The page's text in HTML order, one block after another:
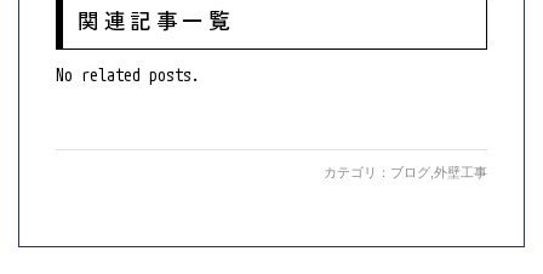
関連記事一覧
No related posts.
カテゴリ： ブログ,外壁工事